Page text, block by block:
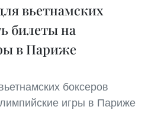
вьетнамских
билеты на
в Париже
боксеров
игры в Париже